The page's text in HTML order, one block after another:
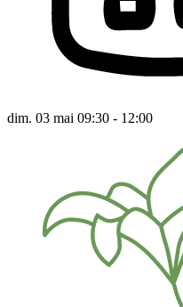
dim. 03 mai 09:30 - 12:00